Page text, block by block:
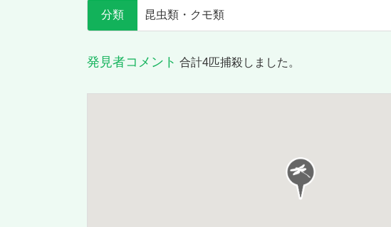
分類 昆虫類・クモ類
発見者コメント 合計4匹捕殺しました。